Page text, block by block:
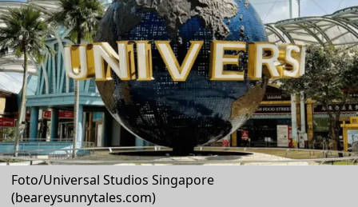
Foto/Universal Studios Singapore
(beareysunnytales.com)